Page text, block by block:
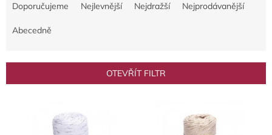
r
Doporučujeme Nejlevnější Nejdražší Nejprodávanější
Abecedně
OTEVŘÍT FILTR